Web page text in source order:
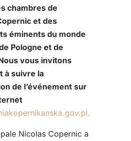
chambres de
et des
éminents du monde
Pologne et de
vous invitons
à suivre la
de l’événement sur
Nicolas Copernic a